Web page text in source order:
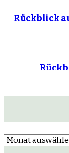
Rückblick
Archiv